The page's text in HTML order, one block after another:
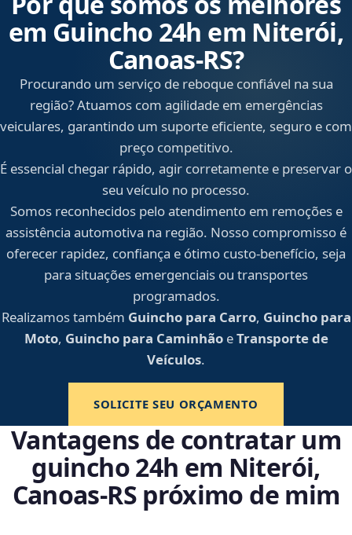
em Guincho 24h em Niterói,
Canoas‑RS?
Procurando um serviço de reboque confiável na sua
região? Atuamos com agilidade em emergências
veiculares, garantindo um suporte eficiente, seguro e com
preço competitivo.
É essencial chegar rápido, agir corretamente e preservar o
seu veículo no processo.
Somos reconhecidos pelo atendimento em remoções e
assistência automotiva na região. Nosso compromisso é
oferecer rapidez, confiança e ótimo custo-benefício, seja
para situações emergenciais ou transportes
programados.
Realizamos também Guincho para Carro, Guincho para
Moto, Guincho para CaminhãoeTransporte de
Veículos.
SOLICITE SEU ORÇAMENTO
Vantagens de contratar um
guincho 24h em Niterói,
Canoas‑RS próximo de mim